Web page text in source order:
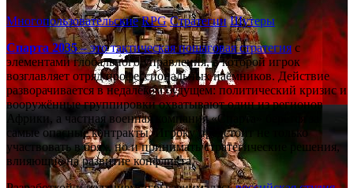
Многопользовательские RPG Стратегии Шутеры
Спарта 2035– это тактическаяпошаговая стратегияс
элементами глобального управления, в которой игрок
возглавляет отряд профессиональных наёмников. Действие
разворачивается в недалёком будущем: политический кризис и
вооружённые группировки охватывают один из регионов
Африки, а частная военная компания «Спарта» берётся за
самые опасные контракты. Игроку предстоит не только
участвовать в боях, но и принимать стратегические решения,
влияющие на развитие конфликта.